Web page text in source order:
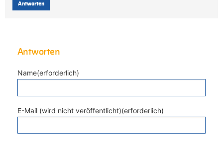
Antworten
Antworten
Name(erforderlich)
E-Mail (wird nicht veröffentlicht)(erforderlich)